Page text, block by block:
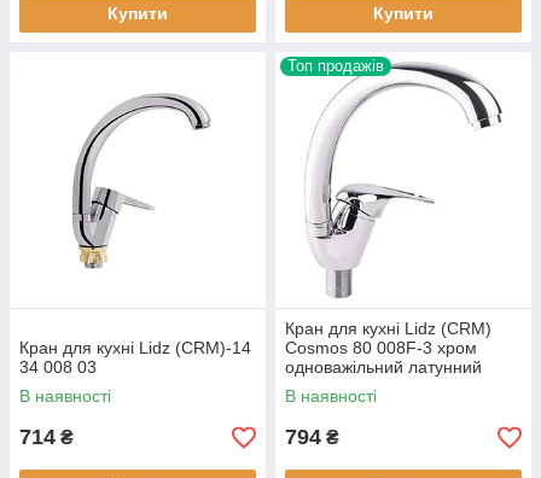
Купити Купити
Кран для кухні Lidz (CRM)-14
34 008 03
В наявності
714 ₴
Топ продажів
Кран для кухні Lidz (CRM)
Cosmos 80 008F-3 хром
одноважільний латунний
В наявності
794 ₴